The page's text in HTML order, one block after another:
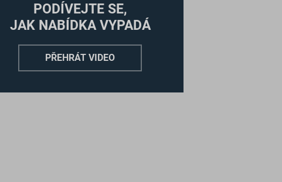
PODÍVEJTE SE,
JAK NABÍDKA VYPADÁ
PŘEHRÁT VIDEO